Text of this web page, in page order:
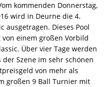
kommenden Donnerstag,
wird in Deurne die 4.
ausgetragen. Dieses Pool
einem großen Vorbild
Über vier Tage werden
Szene im sehr schönen
von mehr als
großen 9 Ball Turnier mit